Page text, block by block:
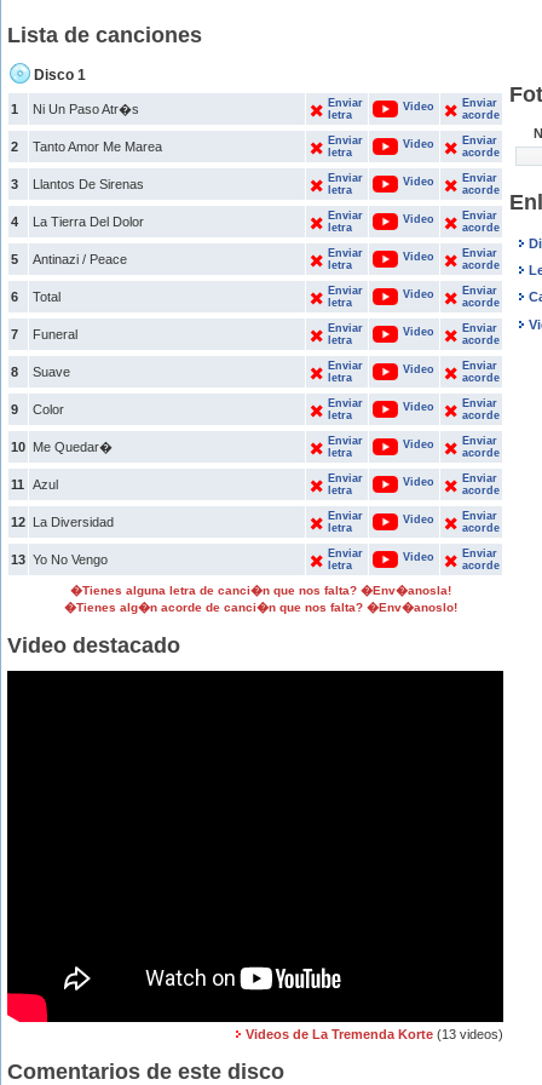
Lista de canciones
Disco 1
1 Ni Un Paso Atr�s
Enviar
letra
Video
Enviar
acorde
2 Tanto Amor Me Marea
Enviar
letra
Video
Enviar
acorde
3 Llantos De Sirenas
Enviar
letra
Video
Enviar
acorde
4 La Tierra Del Dolor
Enviar
letra
Video
Enviar
acorde
5 Antinazi / Peace
Enviar
letra
Video
Enviar
acorde
6 Total
Enviar
letra
Video
Enviar
acorde
7 Funeral
Enviar
letra
Video
Enviar
acorde
8 Suave
Enviar
letra
Video
Enviar
acorde
9 Color
Enviar
letra
Video
Enviar
acorde
10 Me Quedar�
Enviar
letra
Video
Enviar
acorde
11 Azul
Enviar
letra
Video
Enviar
acorde
12 La Diversidad
Enviar
letra
Video
Enviar
acorde
13 Yo No Vengo
Enviar
letra
Video
Enviar
acorde
�Tienes alguna letra de canci�n que nos falta? �Env�anosla!
�Tienes alg�n acorde de canci�n que nos falta? �Env�anoslo!
Video destacado
Videos de La Tremenda Korte (13 videos)
Comentarios de este disco